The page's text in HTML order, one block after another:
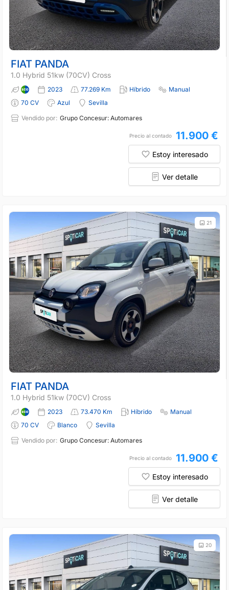
FIAT PANDA
1.0 Hybrid 51kw (70CV) Cross
2023 77.269 Km Híbrido
Manual
70 CV
Azul
Sevilla
Vendido por: Grupo Concesur: Automares
Precio al contado 11.900 €
Estoy interesado
Ver detalle
21
FIAT PANDA
1.0 Hybrid 51kw (70CV) Cross
2023 73.470 Km Híbrido
Manual
70 CV
Blanco
Sevilla
Vendido por: Grupo Concesur: Automares
Precio al contado 11.900 €
Estoy interesado
Ver detalle
20